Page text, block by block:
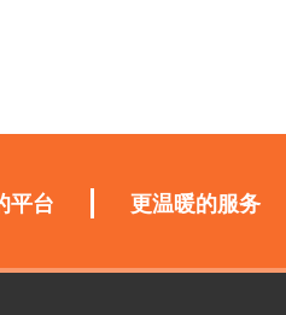
平台 更温暖的服务